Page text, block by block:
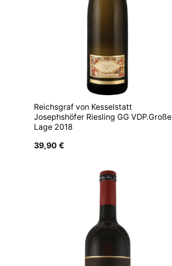
Reichsgraf von Kesselstatt
Josephshöfer Riesling GG VDP.Große
Lage 2018
39,90€